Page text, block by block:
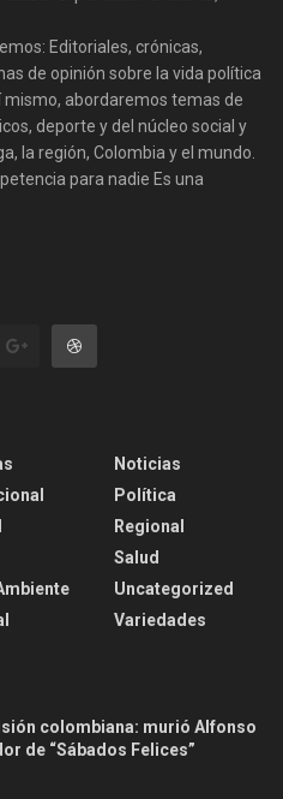
Editoriales, crónicas,
de opinión sobre la vida política
mismo, abordaremos temas de
deporte y del núcleo social y
la región, Colombia y el mundo.
para nadie Es una
Noticias
Política
Regional
Salud
Uncategorized
Variedades
colombiana: murió Alfonso
de “Sábados Felices”